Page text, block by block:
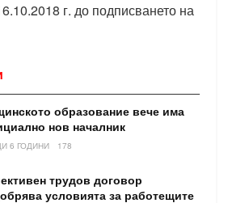
г. до подписването на
образование вече има
нов началник
6 ГОДИНИ 178
трудов договор
условията за работещите